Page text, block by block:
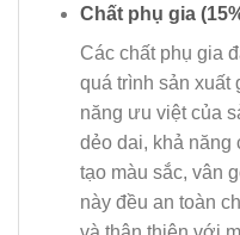
Chất phụ gia
Các chất phụ gia
quá trình sản xuất
năng ưu việt của
dẻo dai, khả năng
tạo màu sắc, vân
này đều an toàn